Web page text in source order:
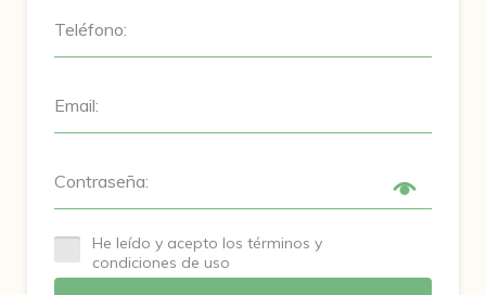
Teléfono:
Email:
Contraseña:
He leído y acepto los términos y
condiciones de uso